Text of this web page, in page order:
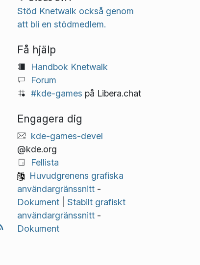
Stöd Knetwalk också genom
att bli en stödmedlem.
Få hjälp
Handbok Knetwalk
Forum
#kde-games på Libera.chat
Engagera dig
kde-games-devel
@kde.org
Fellista
Huvudgrenens grafiska
användargränssnitt-
Dokument| Stabilt grafiskt
användargränssnitt-
Dokument